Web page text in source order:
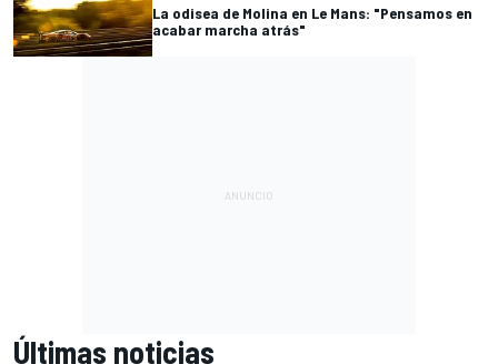
La odisea de Molina en Le Mans: "Pensamos en
acabar marcha atrás"
Últimas noticias